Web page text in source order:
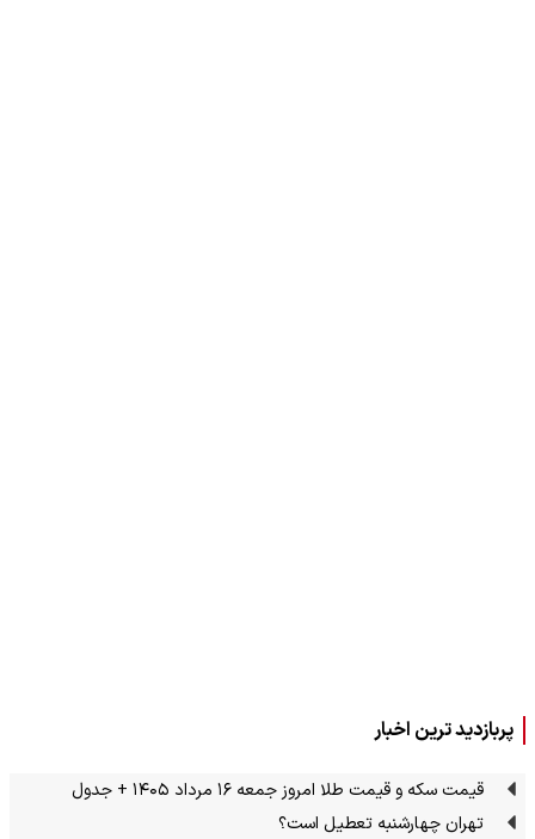
پربازدید ترین اخبار
قیمت سکه و قیمت طلا امروز جمعه ۱۶ مرداد ۱۴۰۵ + جدول
تهران چهارشنبه تعطیل است؟